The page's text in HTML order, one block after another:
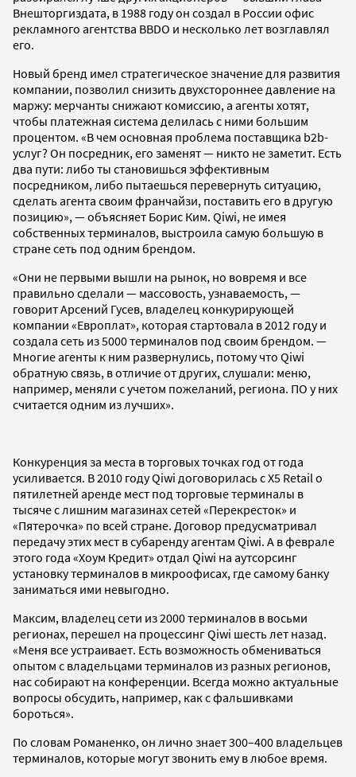
Внешторгиздата, в 1988 году он создал в России офис
рекламного агентства BBDO и несколько лет возглавлял
его.
Новый бренд имел стратегическое значение для развития
компании, позволил снизить двухстороннее давление на
маржу: мерчанты снижают комиссию, а агенты хотят,
чтобы платежная система делилась с ними большим
процентом. «В чем основная проблема поставщика b2b-
услуг? Он посредник, его заменят — никто не заметит. Есть
два пути: либо ты становишься эффективным
посредником, либо пытаешься перевернуть ситуацию,
сделать агента своим франчайзи, поставить его в другую
позицию», — объясняет Борис Ким. Qiwi, не имея
собственных терминалов, выстроила самую большую в
стране сеть под одним брендом.
«Они не первыми вышли на рынок, но вовремя и все
правильно сделали — массовость, узнаваемость, —
говорит Арсений Гусев, владелец конкурирующей
компании «Европлат», которая стартовала в 2012 году и
создала сеть из 5000 терминалов под своим брендом. —
Многие агенты к ним развернулись, потому что Qiwi
обратную связь, в отличие от других, слушали: меню,
например, меняли с учетом пожеланий, региона. ПО у них
считается одним из лучших».
Конкуренция за места в торговых точках год от года
усиливается. В 2010 году Qiwi договорилась с X5 Retail о
пятилетней аренде мест под торговые терминалы в
тысяче с лишним магазинах сетей «Перекресток» и
«Пятерочка» по всей стране. Договор предусматривал
передачу этих мест в субаренду агентам Qiwi. А в феврале
этого года «Хоум Кредит» отдал Qiwi на аутсорсинг
установку терминалов в микроофисах, где самому банку
заниматься ими невыгодно.
Максим, владелец сети из 2000 терминалов в восьми
регионах, перешел на процессинг Qiwi шесть лет назад.
«Меня все устраивает. Есть возможность обмениваться
опытом с владельцами терминалов из разных регионов,
нас собирают на конференции. Всегда можно актуальные
вопросы обсудить, например, как с фальшивками
бороться».
По словам Романенко, он лично знает 300–400 владельцев
терминалов, которые могут звонить ему в любое время.